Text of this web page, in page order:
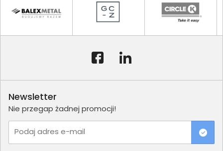
Newsletter
Nie przegap żadnej promocji!
Podaj adres e-mail